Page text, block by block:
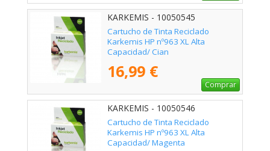
KARKEMIS - 10050545
Cartucho de Tinta Reciclado
Karkemis HP nº963 XL Alta
Capacidad/ Cian
16,99 €
Comprar
KARKEMIS - 10050546
Cartucho de Tinta Reciclado
Karkemis HP nº963 XL Alta
Capacidad/ Magenta